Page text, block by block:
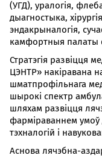
(УГД), уралогія,
дыагностыка,
эндакрыналогія,
камфортныя палаты
Стратэгія развіцця
ЦЭНТР» накіравана
шматпрофільнага
шырокі спектр
шляхам развіцця
фарміраваннем
тэхналогій і
Аснова лячэбна-